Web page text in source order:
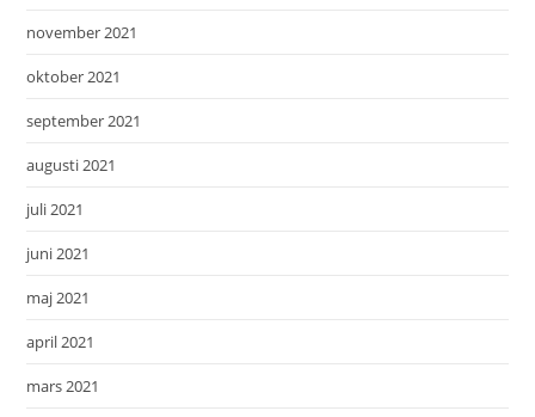
november 2021
oktober 2021
september 2021
augusti 2021
juli 2021
juni 2021
maj 2021
april 2021
mars 2021